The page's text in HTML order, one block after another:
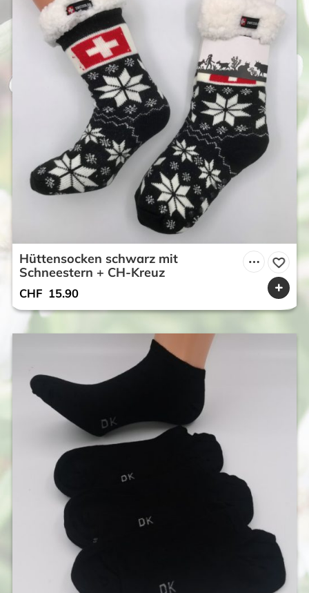
Hüttensocken schwarz mit
Schneestern + CH-Kreuz
CHF 15.90